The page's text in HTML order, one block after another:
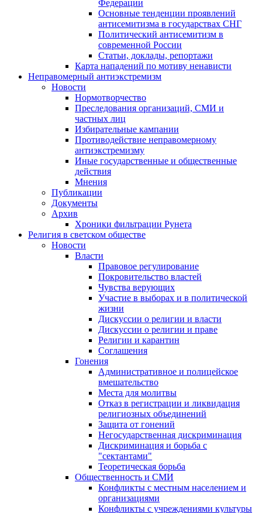
Федерации
Основные тенденции проявлений
антисемитизма в государствах СНГ
Политический антисемитизм в
современной России
Статьи, доклады, репортажи
Карта нападений по мотиву ненависти
Неправомерный антиэкстремизм
Новости
Нормотворчество
Преследования организаций, СМИ и
частных лиц
Избирательные кампании
Противодействие неправомерному
антиэкстремизму
Иные государственные и общественные
действия
Мнения
Публикации
Документы
Архив
Хроники фильтрации Рунета
Религия в светском обществе
Новости
Власти
Правовое регулирование
Покровительство властей
Чувства верующих
Участие в выборах и в политической
жизни
Дискуссии о религии и власти
Дискуссии о религии и праве
Религии и карантин
Соглашения
Гонения
Административное и полицейское
вмешательство
Места для молитвы
Отказ в регистрации и ликвидация
религиозных объединений
Защита от гонений
Негосударственная дискриминация
Дискриминация и борьба с
"сектантами"
Теоретическая борьба
Общественность и СМИ
Конфликты с местным населением и
организациями
Конфликты с учреждениями культуры